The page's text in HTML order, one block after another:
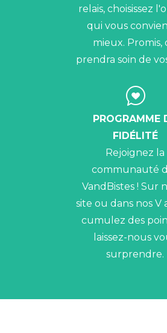
relais, choisissez
qui vous
mieux. Promis,
prendra soin de
PROGRAMME
FIDÉLITÉ
Rejoignez la
communauté
VandBistes ! Sur
site ou dans nos V
cumulez des
laissez-nous
surprendre.